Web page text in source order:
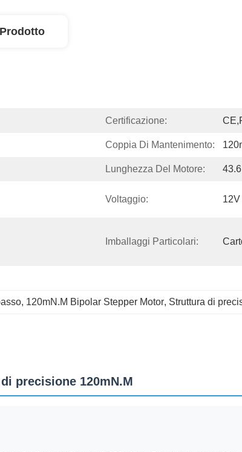
Certificazione:
Coppia Di Mantenimento:
Lunghezza Del Motore:
Voltaggio: 12V
Imballaggi Particolari:
, 120mN.M Bipolar Stepper Motor, Struttura di
precisione 120mN.M